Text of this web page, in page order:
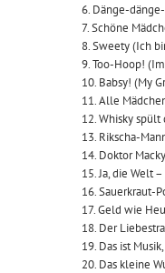
6. Dänge-
7. Schöne
8. Sweety (Ich
9. Too-Hoop!
10. Babsy! (My
11. Alle
12. Whisky
13. Rikscha-
14. Doktor
15. Ja, die Welt
16. Sauerkraut-
17. Geld wie
18. Der
19. Das ist
20. Das kleine